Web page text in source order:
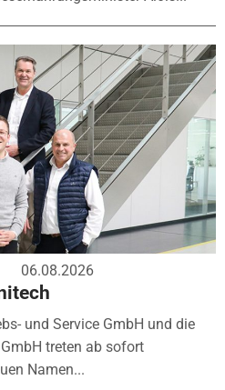
06.08.2026
und Service GmbH und die
treten ab sofort
Namen...